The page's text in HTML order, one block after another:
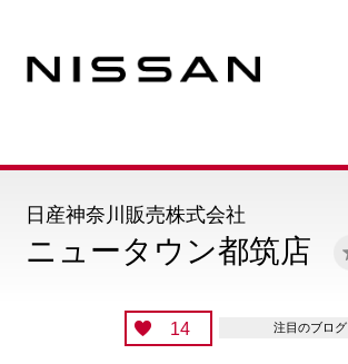
ニュータウン都筑店
日産神奈川販売株式会社
14 注目のブログ